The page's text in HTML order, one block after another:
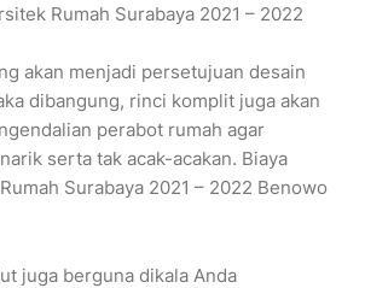
Rumah Surabaya 2021 – 2022
akan menjadi persetujuan desain
dibangung, rinci komplit juga akan
perabot rumah agar
serta tak acak-acakan. Biaya
Surabaya 2021 – 2022 Benowo
juga berguna dikala Anda